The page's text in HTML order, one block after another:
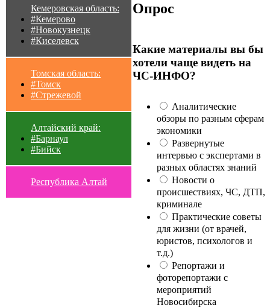
Кемеровская область:
#Кемерово
#Новокузнецк
#Киселевск
Томская область:
#Томск
#Стрежевой
Алтайский край:
#Барнаул
#Бийск
Республика Алтай
Опрос
Какие материалы вы бы
хотели чаще видеть на
ЧС-ИНФО?
Аналитические
обзоры по разным сферам
экономики
Развернутые
интервью с экспертами в
разных областях знаний
Новости о
происшествиях, ЧС, ДТП,
криминале
Практические советы
для жизни (от врачей,
юристов, психологов и
т.д.)
Репортажи и
фоторепортажи с
мероприятий
Новосибирска